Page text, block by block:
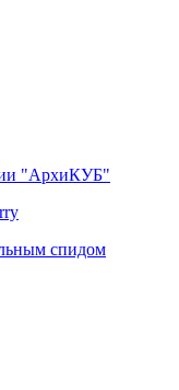
"АрхиКУБ"
спидом